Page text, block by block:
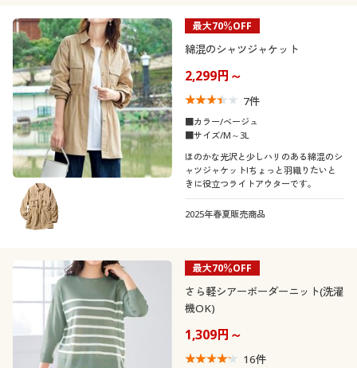
最大70％OFF
綿混のシャツジャケット
2,299円～
7件
■カラー/ベージュ
■サイズ/M～3L
ほのかな光沢と少しハリのある綿混のシ
ャツジャケット!ちょっと羽織りたいと
きに役立つライトアウターです。
2025年春夏販売商品
最大70％OFF
さら軽シアーボーダーニット(洗濯
機OK)
1,309円～
16件